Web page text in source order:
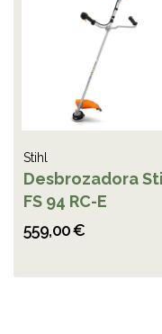
Stihl
Desbrozadora
FS 94 RC-E
559,00 €